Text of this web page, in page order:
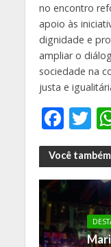
no encontro
apoio às
dignidade e
ampliar o
sociedade na
justa e
F
ac
e
b
o
o
T
w
Você